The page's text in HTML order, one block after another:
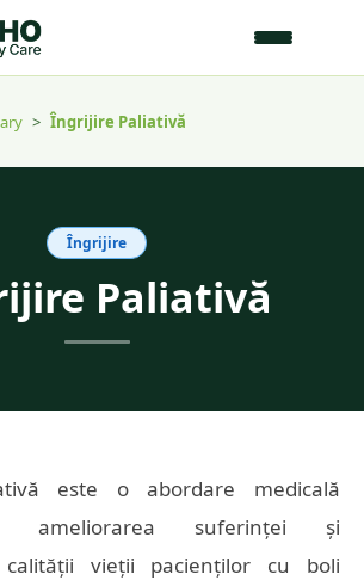
> Îngrijire Paliativă
Îngrijire
Paliativă
este o abordare medicală
ameliorarea suferinței și
calității vieții pacienților cu boli